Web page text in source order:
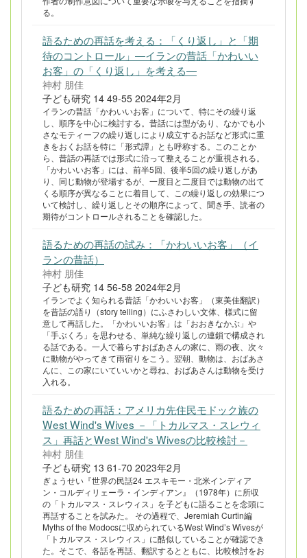
る。
語るための再話を考える：「くり返し」と「期
待のコントロール」―イランの昔話「かわいい
お客」の「くり返し」を考える―
神村 朋佳
子ども研究 14 49-55 2024年2月
イランの昔話「かわいいお客」について、特にその繰り返
し、順序を中心に検討する。昔話には型があり、なかでも小
さなモティーフの繰り返しにより成立するお話など形式に重
きをおくお話を特に「形式譚」とも呼称する。このことか
ら、昔話の再話では形式に沿って整えることが重視される。
「かわいいお客」には、前半5回、後半5回の繰り返しがあ
り、同じ動物が登場するが、一度目と二度目では動物の出て
くる順序が異なることに着目して、この繰り返しの効果につ
いて検討し、繰り返しとその順序によって、聞き手、読者の
期待がコントロールされることを確認した。
語るための再話の試み：「かわいいお客」（イ
ランの昔話）
神村 朋佳
子ども研究 14 56-58 2024年2月
イランでよく知られる昔話「かわいいお客」（東美佳翻訳）
を昔話の語り（story telling）にふさわしい文体、様式に留
意して再話した。「かわいいお客」は「おおきなかぶ」や
「手ぶくろ」を思わせる、単純な繰り返しの連鎖で構成され
る話である。一人で暮らすおばあさんの家に、雨の夜、次々
に動物がやってきて雨宿りをこう。翌朝、動物は、おばあさ
んに、この家にいていいかと尋ね、おばあさんは動物を受け
入れる。
語るための再話：アメリカ先住民モドック族の
West Wind's Wives －「トカルマス・スレウィ
ス」再話とWest Wind's Wivesの比較検討－
神村 朋佳
子ども研究 13 61-70 2023年2月
ぎょうせい『世界の民話24 エスキモー・北米インディア
ン・コルディリェーラ・インディアン』（1978年）に所収
の「トカルマス・スレウィス」を子どもに語ることを念頭に
再話することを試みた。 その過程で、Jeremiah Curtin編
Myths of the Modocsに収められているWest Wind’s Wivesが
「トカルマス・スレウィス」に酷似していることが確認でき
た。そこで、各話を再話、翻訳するとともに、比較検討をお